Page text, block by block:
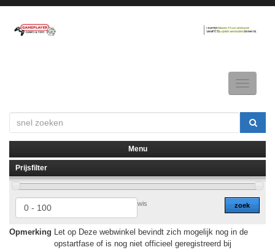
Toggle
▼
▼
Menu
Prijsfilter
zoek
wis
Opmerking Let op Deze webwinkel bevindt zich mogelijk nog in de
opstartfase of is nog niet officieel geregistreerd bij